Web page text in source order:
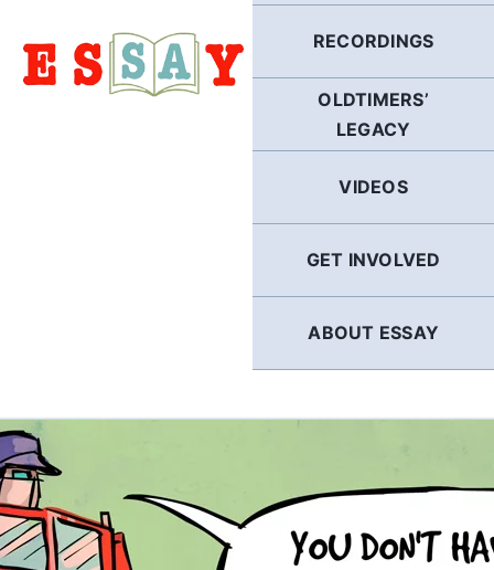
RECORDINGS
OLDTIMERS’
LEGACY
VIDEOS
GET INVOLVED
ABOUT ESSAY